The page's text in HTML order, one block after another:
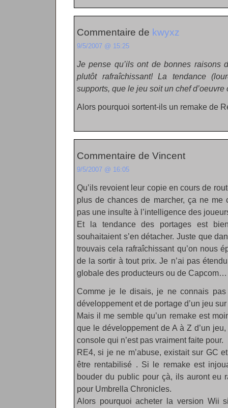
Commentaire de kwyxz
9/5/2007 @ 15:25
Je pense qu’ils ont de bonnes raisons
plutôt rafraîchissant! La tendance
supports, que le jeu soit un chef d’oeuvre
Alors pourquoi sortent-ils un remake de
Commentaire de Vincent
9/5/2007 @ 16:05
Qu’ils revoient leur copie en cours de
plus de chances de marcher, ça ne me
pas une insulte à l’intelligence des
Et la tendance des portages est
souhaitaient s’en détacher. Juste que
trouvais cela rafraîchissant qu’on nous
de la sortir à tout prix. Je n’ai pas
globale des producteurs ou de Capcom…
Comme je le disais, je ne connais
développement et de portage d’un jeu
Mais il me semble qu’un remake est
que le développement de A à Z d’un
console qui n’est pas vraiment faite pour.
RE4, si je ne m’abuse, existait sur GC
être rentabilisé . Si le remake est
bouder du public pour çà, ils auront eu
pour Umbrella Chronicles.
Alors pourquoi acheter la version Wii